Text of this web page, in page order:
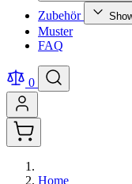
Zubehör
Muster
FAQ
0
Home